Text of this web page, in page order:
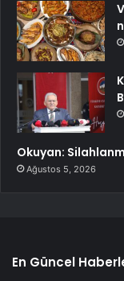
Okuyan:
Ağustos 5, 2026
En Güncel